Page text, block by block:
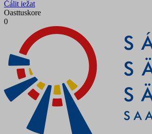
Čálit iežat
Oasttuskore
0